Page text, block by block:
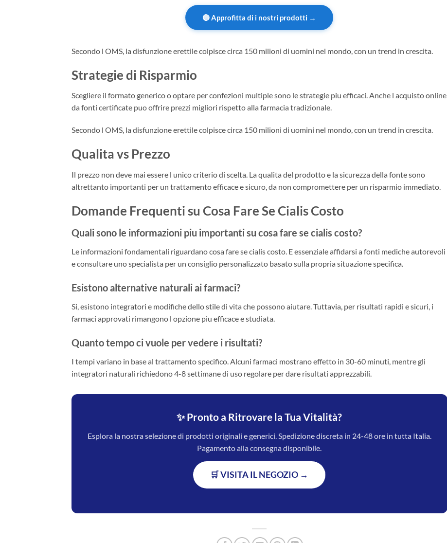
🔵 Approfitta di i nostri prodotti →
Secondo l OMS, la disfunzione erettile colpisce circa 150 milioni di uomini nel mondo, con un trend in crescita.
Strategie di Risparmio
Scegliere il formato generico o optare per confezioni multiple sono le strategie piu efficaci. Anche l acquisto online
da fonti certificate puo offrire prezzi migliori rispetto alla farmacia tradizionale.
Secondo l OMS, la disfunzione erettile colpisce circa 150 milioni di uomini nel mondo, con un trend in crescita.
Qualita vs Prezzo
Il prezzo non deve mai essere l unico criterio di scelta. La qualita del prodotto e la sicurezza della fonte sono
altrettanto importanti per un trattamento efficace e sicuro, da non compromettere per un risparmio immediato.
Domande Frequenti su Cosa Fare Se Cialis Costo
Quali sono le informazioni piu importanti su cosa fare se cialis costo?
Le informazioni fondamentali riguardano cosa fare se cialis costo. E essenziale affidarsi a fonti mediche autorevoli
e consultare uno specialista per un consiglio personalizzato basato sulla propria situazione specifica.
Esistono alternative naturali ai farmaci?
Si, esistono integratori e modifiche dello stile di vita che possono aiutare. Tuttavia, per risultati rapidi e sicuri, i
farmaci approvati rimangono l opzione piu efficace e studiata.
Quanto tempo ci vuole per vedere i risultati?
I tempi variano in base al trattamento specifico. Alcuni farmaci mostrano effetto in 30-60 minuti, mentre gli
integratori naturali richiedono 4-8 settimane di uso regolare per dare risultati apprezzabili.
✨ Pronto a Ritrovare la Tua Vitalità?
Esplora la nostra selezione di prodotti originali e generici. Spedizione discreta in 24-48 ore in tutta Italia.
Pagamento alla consegna disponibile.
🛒 VISITA IL NEGOZIO →